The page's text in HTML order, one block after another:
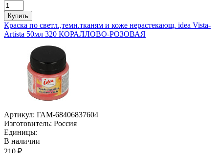
Купить
Краска по светл.,темн.тканям и коже нерастекающ. idea Vista-
Artista 50мл 320 КОРАЛЛОВО-РОЗОВАЯ
Артикул: ГАМ-68406837604
Изготовитель: Россия
Единицы:
В наличии
210 ₽